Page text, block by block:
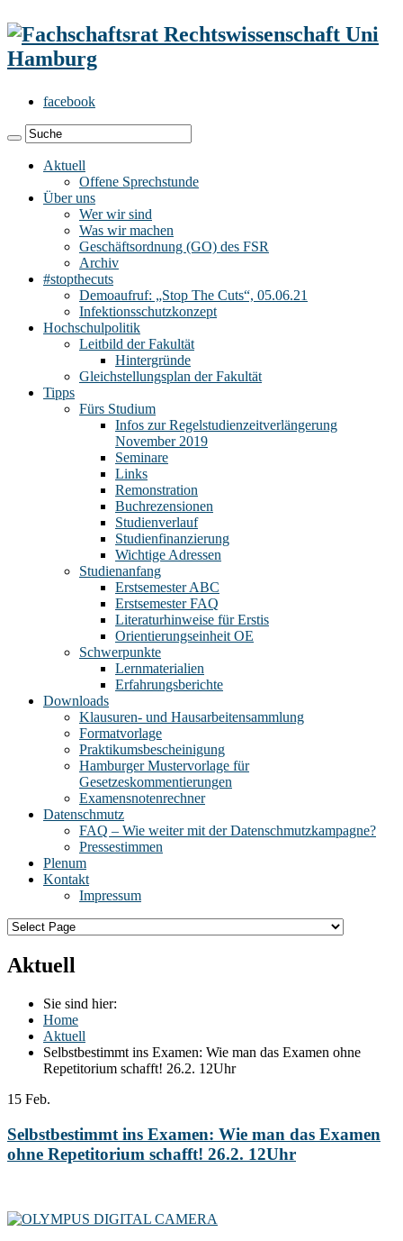
facebook
Aktuell
Offene Sprechstunde
Über uns
Wer wir sind
Was wir machen
Geschäftsordnung (GO) des FSR
Archiv
#stopthecuts
Demoaufruf: „Stop The Cuts“, 05.06.21
Infektionsschutzkonzept
Hochschulpolitik
Leitbild der Fakultät
Hintergründe
Gleichstellungsplan der Fakultät
Tipps
Fürs Studium
Infos zur Regelstudienzeitverlängerung
November 2019
Seminare
Links
Remonstration
Buchrezensionen
Studienverlauf
Studienfinanzierung
Wichtige Adressen
Studienanfang
Erstsemester ABC
Erstsemester FAQ
Literaturhinweise für Erstis
Orientierungseinheit OE
Schwerpunkte
Lernmaterialien
Erfahrungsberichte
Downloads
Klausuren- und Hausarbeitensammlung
Formatvorlage
Praktikumsbescheinigung
Hamburger Mustervorlage für
Gesetzeskommentierungen
Examensnotenrechner
Datenschmutz
FAQ – Wie weiter mit der Datenschmutzkampagne?
Pressestimmen
Plenum
Kontakt
Impressum
Aktuell
Sie sind hier:
Home
Aktuell
Selbstbestimmt ins Examen: Wie man das Examen ohne
Repetitorium schafft! 26.2. 12Uhr
15 Feb.
Selbstbestimmt ins Examen: Wie man das Examen
ohne Repetitorium schafft! 26.2. 12Uhr